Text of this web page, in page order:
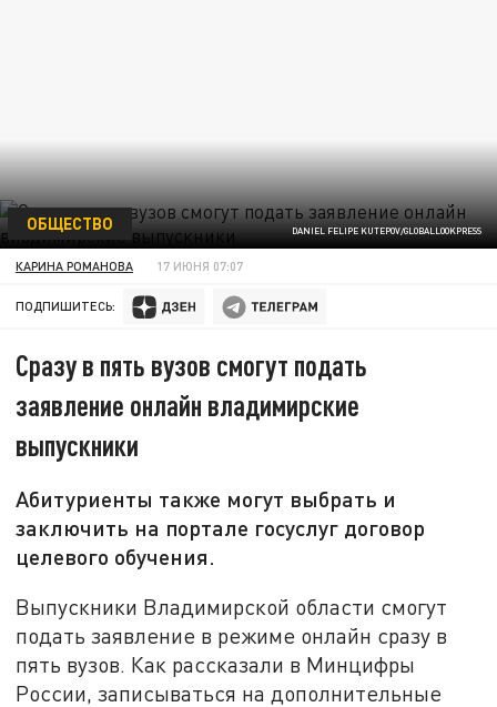
DANIEL FELIPE KUTEPOV/GLOBALLOOKPRESS
ОБЩЕСТВО
КАРИНА РОМАНОВА 17 ИЮНЯ 07:07
ПОДПИШИТЕСЬ:
Сразу в пять вузов смогут подать
заявление онлайн владимирские
выпускники
Абитуриенты также могут выбрать и
заключить на портале госуслуг договор
целевого обучения.
Выпускники Владимирской области смогут
подать заявление в режиме онлайн сразу в
пять вузов. Как рассказали в Минцифры
России, записываться на дополнительные